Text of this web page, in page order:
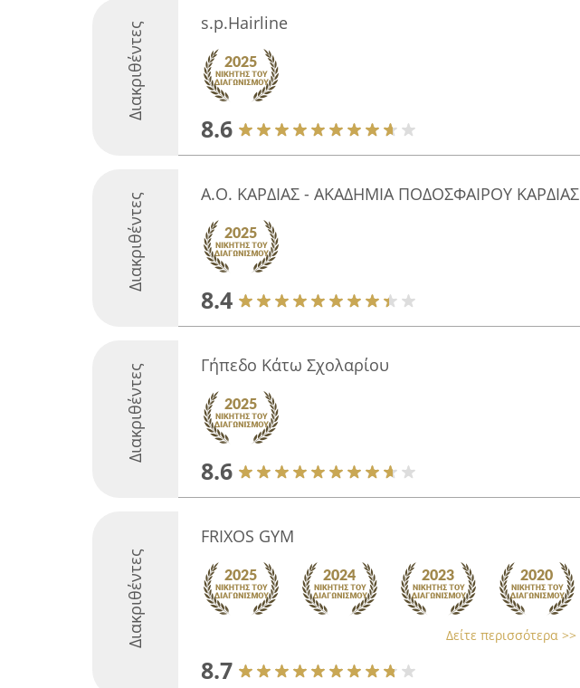
Διακριθέντες s.p.Hairline
8.6
Διακριθέντες Α.Ο. ΚΑΡΔΙΑΣ - ΑΚΑΔΗΜΙΑ ΠΟΔΟΣΦΑΙΡΟΥ ΚΑΡΔΙΑΣ
8.4
Διακριθέντες Γήπεδο Κάτω Σχολαρίου
8.6
Διακριθέντες
FRIXOS GYM
Δείτε περισσότερα >>
8.7